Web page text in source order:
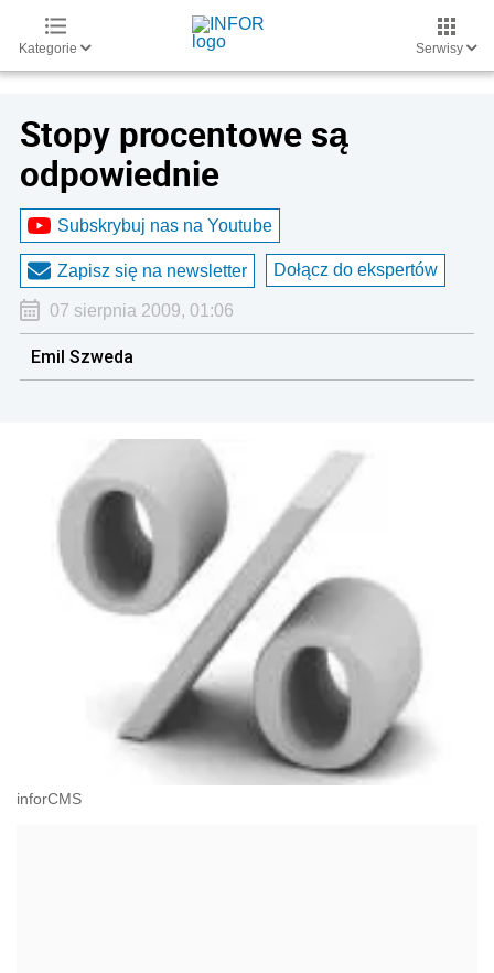
Kategorie Serwisy
Stopy procentowe są
odpowiednie
Subskrybuj nas na Youtube
Zapisz się na newsletter Dołącz do ekspertów
07 sierpnia 2009, 01:06
Emil Szweda
inforCMS